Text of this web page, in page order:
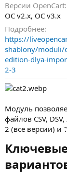
н
и
я
Версии OpenCart
OC v2.х OC v3.х
Подробнее
https://
shablony/moduli/
edition-dlya-
2-3
Модуль
файлов CSV,
2 (все версии) и